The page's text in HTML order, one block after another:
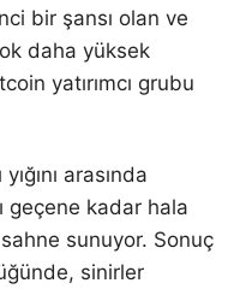
bir şansı olan ve
daha yüksek
yatırımcı grubu
arasında
geçene kadar hala
sunuyor. Sonuç
sinirler